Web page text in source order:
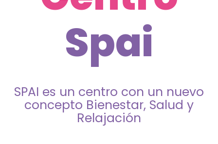
Spai
SPAI es un centro con un nuevo
concepto Bienestar, Salud y
Relajación